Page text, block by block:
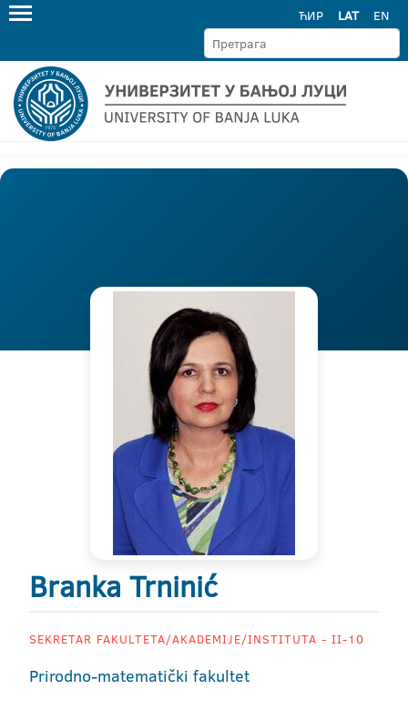
ЋИР LAT EN
Branka Trninić
SEKRETAR FAKULTETA/AKADEMIJE/INSTITUTA - II-10
Prirodno-matematički fakultet